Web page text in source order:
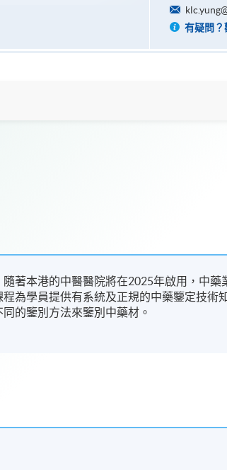
有疑問？
著本港的中醫醫院將在2025年啟用，中藥
為學員提供有系統及正規的中藥鑒定技術
的鑒別方法來鑒別中藥材。